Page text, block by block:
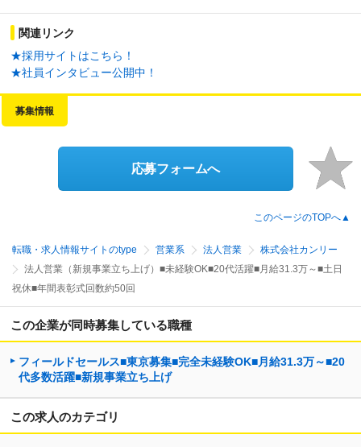
関連リンク
★採用サイトはこちら！
★社員インタビュー公開中！
募集情報
応募フォームへ
このページのTOPへ▲
転職・求人情報サイトのtype 営業系 法人営業
株式会社カンリー
法人営業（新規事業立ち上げ）■未経験OK■20代活躍■月給31.3万～■土日
祝休■年間表彰式回数約50回
この企業が同時募集している職種
フィールドセールス■東京募集■完全未経験OK■月給31.3万～■20
代多数活躍■新規事業立ち上げ
この求人のカテゴリ